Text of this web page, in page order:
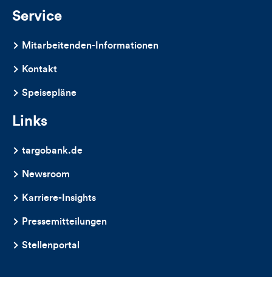
Service
Mitarbeitenden-Informationen
Kontakt
Speisepläne
Links
targobank.de
Newsroom
Karriere-Insights
Pressemitteilungen
Stellenportal